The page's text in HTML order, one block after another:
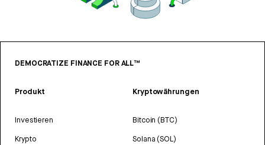
DEMOCRATIZE FINANCE FOR ALL™
Produkt
Investieren
Krypto
Kryptowährungen
Bitcoin (BTC)
Solana (SOL)